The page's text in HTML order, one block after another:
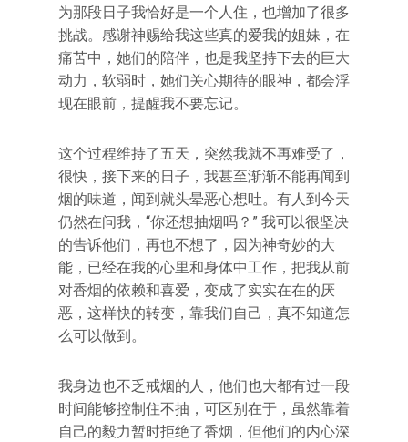
为那段日子我恰好是一个人住，也增加了很多
挑战。感谢神赐给我这些真的爱我的姐妹，在
痛苦中，她们的陪伴，也是我坚持下去的巨大
动力，软弱时，她们关心期待的眼神，都会浮
现在眼前，提醒我不要忘记。
这个过程维持了五天，突然我就不再难受了，
很快，接下来的日子，我甚至渐渐不能再闻到
烟的味道，闻到就头晕恶心想吐。有人到今天
仍然在问我，“你还想抽烟吗？” 我可以很坚决
的告诉他们，再也不想了，因为神奇妙的大
能，已经在我的心里和身体中工作，把我从前
对香烟的依赖和喜爱，变成了实实在在的厌
恶，这样快的转变，靠我们自己，真不知道怎
么可以做到。
我身边也不乏戒烟的人，他们也大都有过一段
时间能够控制住不抽，可区别在于，虽然靠着
自己的毅力暂时拒绝了香烟，但他们的内心深